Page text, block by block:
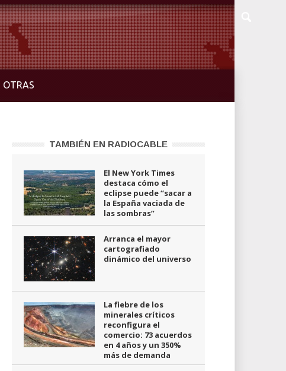
OTRAS
TAMBIÉN EN RADIOCABLE
El New York Times
destaca cómo el
eclipse puede “sacar a
la España vaciada de
las sombras”
Arranca el mayor
cartografiado
dinámico del universo
La fiebre de los
minerales críticos
reconfigura el
comercio: 73 acuerdos
en 4 años y un 350%
más de demanda